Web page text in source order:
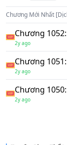
】    【  Khi
tim phổi công
trong: Khỏe
+20; tuổi thọ +2;
nguyền rủa. . .
những giây phút
Thật Quá Tuyệt
Chương Mới Nhất
Chương
2y ago
Chương
2y ago
Chương
2y ago